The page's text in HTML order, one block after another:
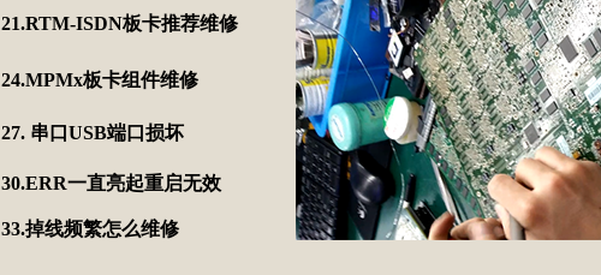
21.RTM-ISDN板卡推荐维修
24.MPMx板卡组件维修
27. 串口USB端口损坏
30.ERR一直亮起重启无效
33.掉线频繁怎么维修